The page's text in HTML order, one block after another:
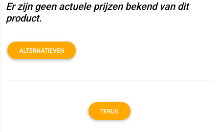
Er zijn geen actuele prijzen bekend van dit
product.
ALTERNATIEVEN
TERUG